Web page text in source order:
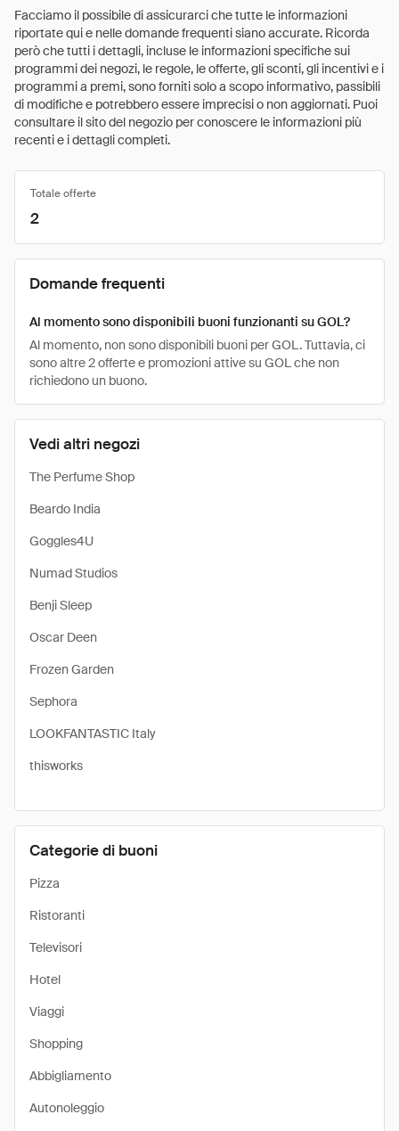
Facciamo il possibile di assicurarci che tutte le informazioni
riportate qui e nelle domande frequenti siano accurate. Ricorda
però che tutti i dettagli, incluse le informazioni specifiche sui
programmi dei negozi, le regole, le offerte, gli sconti, gli incentivi e i
programmi a premi, sono forniti solo a scopo informativo, passibili
di modifiche e potrebbero essere imprecisi o non aggiornati. Puoi
consultare il sito del negozio per conoscere le informazioni più
recenti e i dettagli completi.
Vedi altri negozi
The Perfume Shop
Beardo India
Goggles4U
Numad Studios
Benji Sleep
Oscar Deen
Frozen Garden
Sephora
LOOKFANTASTIC Italy
thisworks
Categorie di buoni
Pizza
Ristoranti
Televisori
Hotel
Viaggi
Shopping
Abbigliamento
Autonoleggio
Totale offerte
2
Domande frequenti
Al momento sono disponibili buoni funzionanti su GOL?
Al momento, non sono disponibili buoni per GOL. Tuttavia, ci
sono altre 2 offerte e promozioni attive su GOL che non
richiedono un buono.